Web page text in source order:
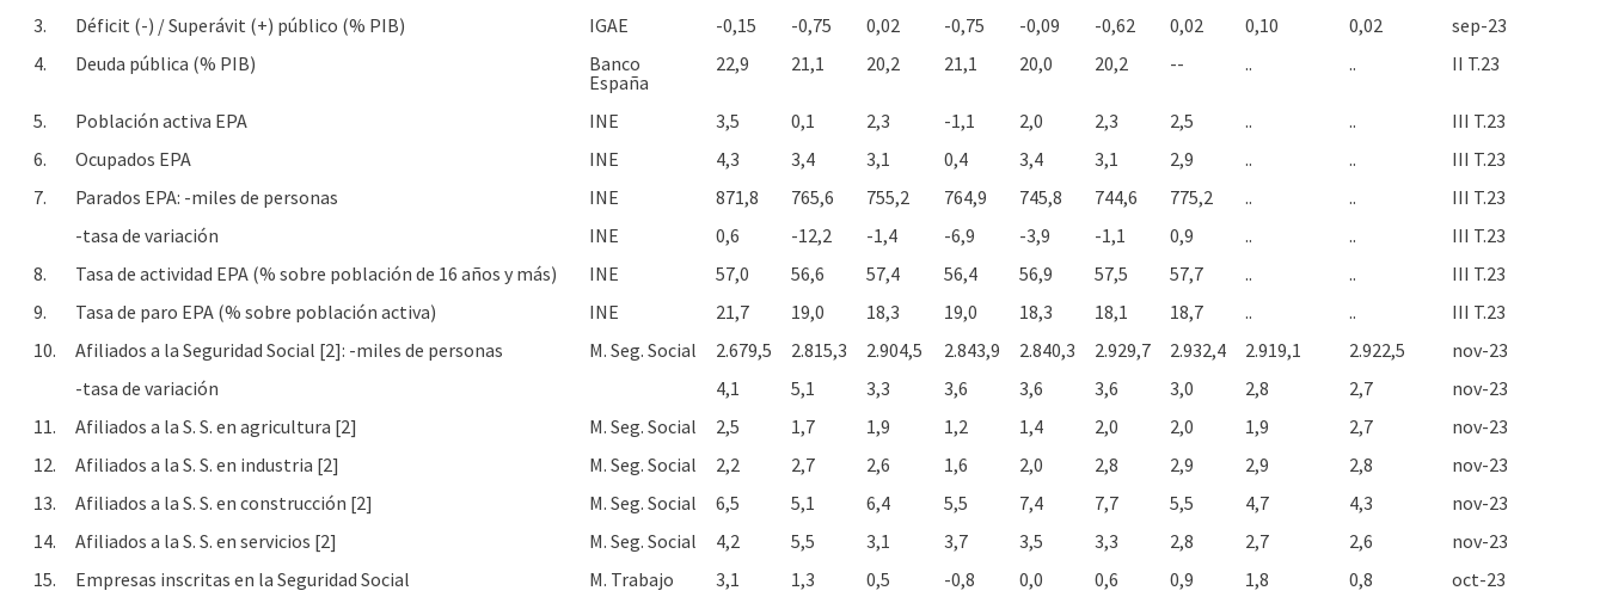
3.
Déficit (-) / Superávit (+) público (% PIB) IGAE -0,15 -0,75 0,02 -0,75 -0,09 -0,62 0,02 0,10 0,02
sep-23
4.
Deuda pública (% PIB)
Banco
España
22,9 21,1 20,2 21,1 20,0 20,2 -- .. .. II T.23
5. Población activa EPA INE 3,5 0,1 2,3 -1,1 2,0 2,3 2,5 .. ..
III T.23
6.
Ocupados EPA INE 4,3 3,4 3,1 0,4 3,4 3,1 2,9 .. ..
III T.23
7.
Parados EPA: -miles de personas INE 871,8 765,6 755,2 764,9 745,8 744,6 775,2 .. ..
III T.23
-tasa de variación
INE 0,6 -12,2 -1,4 -6,9 -3,9 -1,1 0,9 .. ..
III T.23
8.
Tasa de actividad EPA (% sobre población de 16 años y más) INE 57,0 56,6 57,4 56,4 56,9 57,5 57,7 .. ..
III T.23
9.
Tasa de paro EPA (% sobre población activa) INE 21,7 19,0 18,3 19,0 18,3 18,1 18,7 .. ..
III T.23
10.
Afiliados a la Seguridad Social [2]: -miles de personas M. Seg. Social 2.679,5 2.815,3 2.904,5 2.843,9 2.840,3 2.929,7 2.932,4 2.919,1 2.922,5
nov-23
-tasa de variación
4,1 5,1 3,3 3,6 3,6 3,6 3,0 2,8 2,7
nov-23
11.
Afiliados a la S. S. en agricultura [2] M. Seg. Social 2,5 1,7 1,9 1,2 1,4 2,0 2,0 1,9 2,7
nov-23
12.
Afiliados a la S. S. en industria [2] M. Seg. Social 2,2 2,7 2,6 1,6 2,0 2,8 2,9 2,9 2,8
nov-23
13.
Afiliados a la S. S. en construcción [2] M. Seg. Social 6,5 5,1 6,4 5,5 7,4 7,7 5,5 4,7 4,3
nov-23
14.
Afiliados a la S. S. en servicios [2] M. Seg. Social 4,2 5,5 3,1 3,7 3,5 3,3 2,8 2,7 2,6
nov-23
15.
Empresas inscritas en la Seguridad Social M. Trabajo 3,1 1,3 0,5 -0,8 0,0 0,6 0,9 1,8 0,8
oct-23